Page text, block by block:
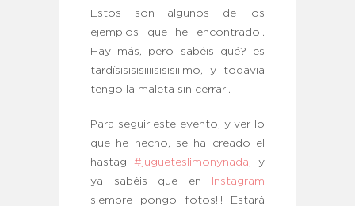
Estos son algunos de los
ejemplos que he encontrado!.
Hay más, pero sabéis qué? es
tardísisisisiiiisisisiiimo, y todavia
tengo la maleta sin cerrar!.
Para seguir este evento, y ver lo
que he hecho, se ha creado el
hastag #jugueteslimonynada , y
ya sabéis que en
Instagram
siempre pongo fotos!!! Estará